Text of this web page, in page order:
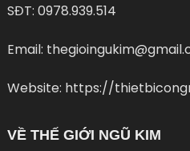
SĐT: 0978.939.514
Email:
Website: https://
VỀ THẾ GIỚI NGŨ KIM